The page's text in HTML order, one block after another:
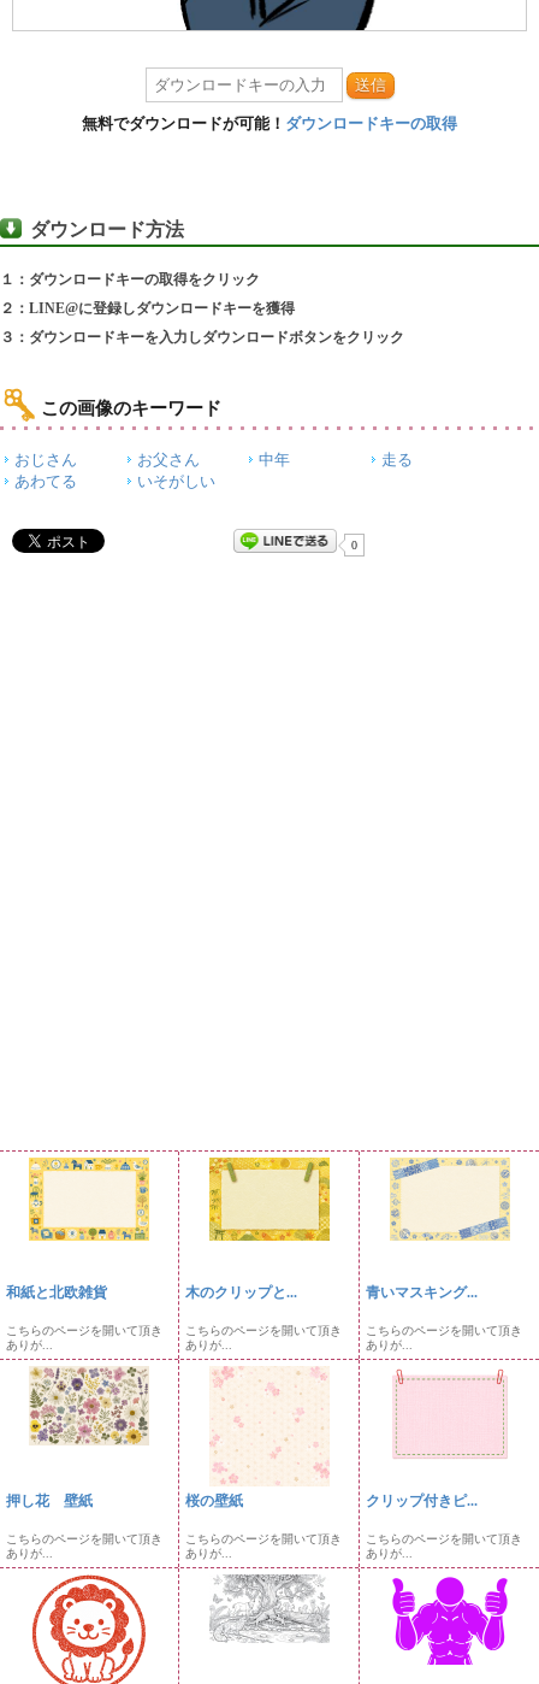
送信
無料でダウンロードが可能！ ダウンロードキーの取得
ダウンロード方法
１：ダウンロードキーの取得をクリック
２：LINE@に登録しダウンロードキーを獲得
３：ダウンロードキーを入力しダウンロードボタンをクリック
この画像のキーワード
おじさん お父さん 中年
走る
あわてる
いそがしい
0
和紙と北欧雑貨
こちらのページを開いて頂き
ありが...
木のクリップと...
こちらのページを開いて頂き
ありが...
青いマスキング...
こちらのページを開いて頂き
ありが...
押し花 壁紙
こちらのページを開いて頂き
ありが...
桜の壁紙
こちらのページを開いて頂き
ありが...
クリップ付きピ...
こちらのページを開いて頂き
ありが...